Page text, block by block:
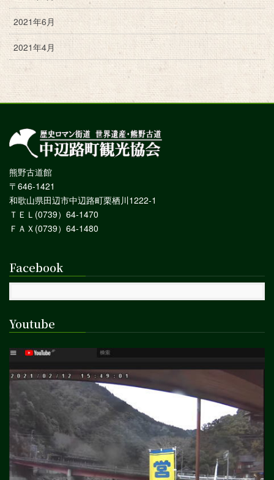
2021年6月
2021年4月
熊野古道館
〒646-1421
和歌山県田辺市中辺路町栗栖川1222-1
ＴＥＬ(0739）64-1470
ＦＡＸ(0739）64-1480
Facebook
Youtube